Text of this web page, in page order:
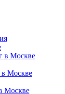
в Москве
в Москве
Москве